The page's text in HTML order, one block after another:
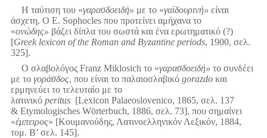
Η ταύτιση του «γαρασδοειδή» με το «γαϊδουρινή» είναι
άσχετη. Ο E. Sophocles που προτείνει αμήχανα το
«ονώδης» βάζει δίπλα του σωστά και ένα ερωτηματικό (?)
[Greek lexicon of the Roman and Byzantine periods, 1900, σελ.
325].
O σλαβολόγος Franz Miklosich το «γαρασδοειδή» το συνδέει
με το γοράσδος, που είναι το παλαιοσλαβικό gorazdoκαι
ερμηνεύει το τελευταίο με το
λατινικό peritus[Lexicon Palaeoslovenico, 1865, σελ. 137
& Etymologisches Wörterbuch, 1886, σελ. 73], που σημαίνει
«έμπειρος» [Κουμανούδης, Λατινοελληνικόν Λεξικόν, 1884,
τομ. Β’ σελ. 145].